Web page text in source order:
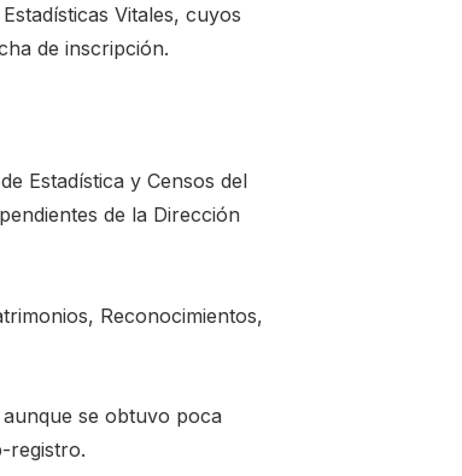
Vitales, cuyos
de inscripción.
Estadística y Censos del
de la Dirección
Reconocimientos,
se obtuvo poca
registro.